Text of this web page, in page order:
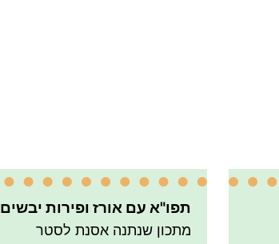
תפו"א עם אורז ופירות יבשים
מתכון שנתנה אסנת לסטר